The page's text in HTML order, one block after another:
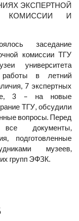
ЭКСПЕРТНОЙ
КОМИССИИ И
заседание
комиссии ТГУ
университета
работы в летний
7 экспертных
3 – на новые
ТГУ, обсудили
вопросы. Перед
документы,
подготовленные
музеев,
групп ЭФЗК.